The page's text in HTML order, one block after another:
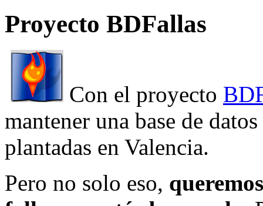
Proyecto BDFallas
Con el proyecto
mantener una base de
plantadas en Valencia.
Pero no solo eso,